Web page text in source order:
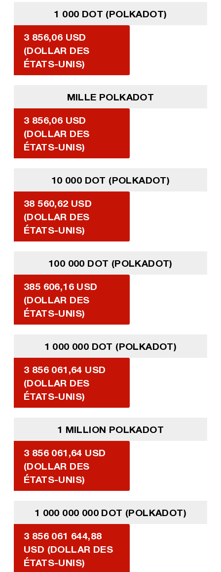
1 000 DOT (POLKADOT)
3 856,06 USD
(DOLLAR DES
ÉTATS-UNIS)
MILLE POLKADOT
3 856,06 USD
(DOLLAR DES
ÉTATS-UNIS)
10 000 DOT (POLKADOT)
38 560,62 USD
(DOLLAR DES
ÉTATS-UNIS)
100 000 DOT (POLKADOT)
385 606,16 USD
(DOLLAR DES
ÉTATS-UNIS)
1 000 000 DOT (POLKADOT)
3 856 061,64 USD
(DOLLAR DES
ÉTATS-UNIS)
1 MILLION POLKADOT
3 856 061,64 USD
(DOLLAR DES
ÉTATS-UNIS)
1 000 000 000 DOT (POLKADOT)
3 856 061 644,88
USD (DOLLAR DES
ÉTATS-UNIS)